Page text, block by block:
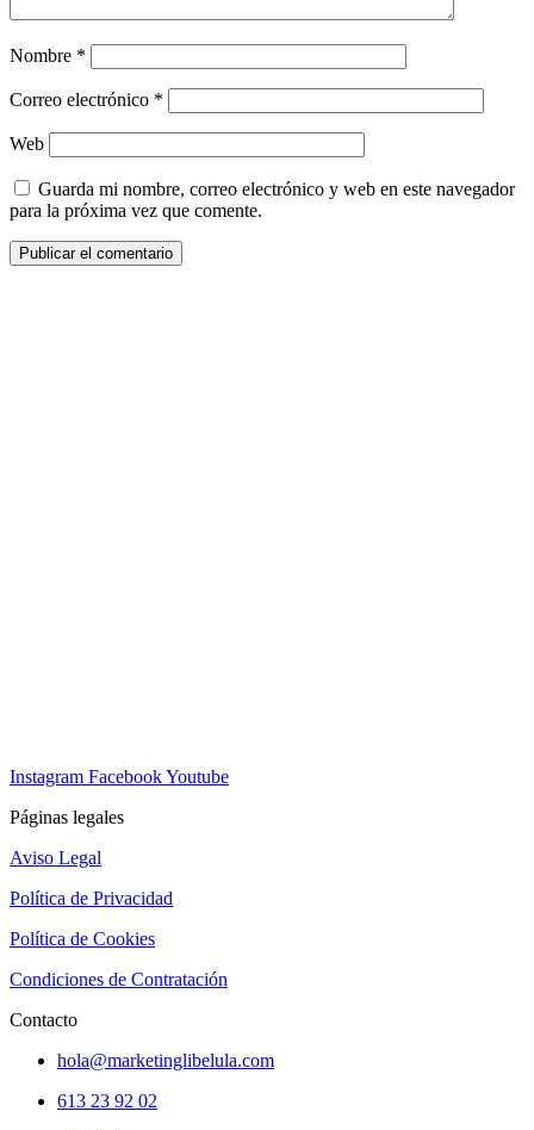
Nombre *
Correo electrónico *
Web
Guarda mi nombre, correo electrónico y web en este navegador
para la próxima vez que comente.
Instagram FacebookYoutube
Páginas legales
Aviso Legal
Política de Privacidad
Política de Cookies
Condiciones de Contratación
Contacto
hola@marketinglibelula.com
613 23 92 02